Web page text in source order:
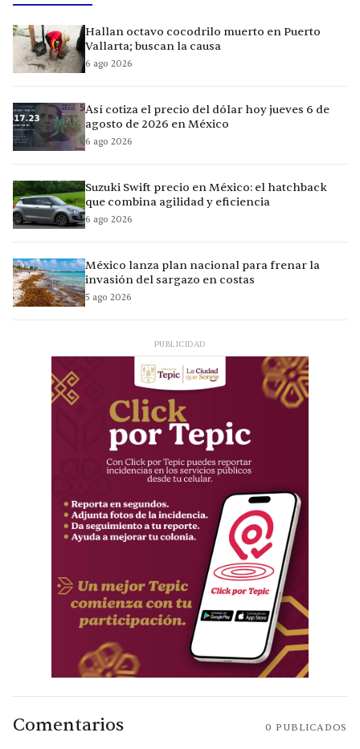
Hallan octavo cocodrilo muerto en Puerto
Vallarta; buscan la causa
6 ago 2026
Así cotiza el precio del dólar hoy jueves 6 de
agosto de 2026 en México
6 ago 2026
Suzuki Swift precio en México: el hatchback
que combina agilidad y eficiencia
6 ago 2026
México lanza plan nacional para frenar la
invasión del sargazo en costas
5 ago 2026
PUBLICIDAD
Comentarios 0 PUBLICADOS